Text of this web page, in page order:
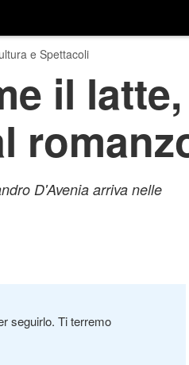
e Spettacoli
il
D'Avenia arriva nelle
seguirlo. Ti terremo